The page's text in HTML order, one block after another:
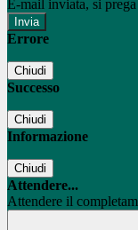
E-mail inviata, si
Errore
Chiudi
Successo
Chiudi
Informazione
Chiudi
Attendere...
Attendere il